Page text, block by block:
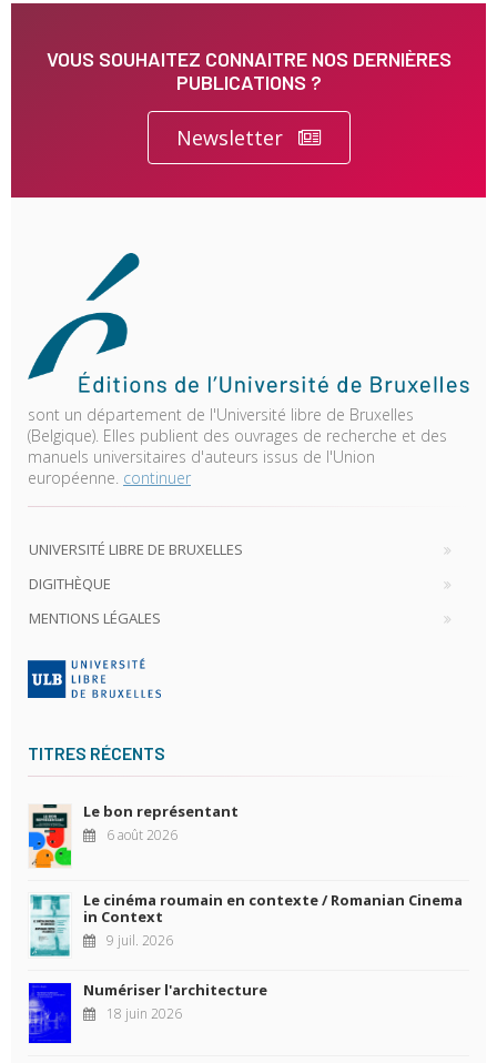
VOUS SOUHAITEZ CONNAITRE NOS DERNIÈRES
PUBLICATIONS ?
Newsletter
sont un département de l'Université libre de Bruxelles
(Belgique). Elles publient des ouvrages de recherche et des
manuels universitaires d'auteurs issus de l'Union
européenne. continuer
UNIVERSITÉ LIBRE DE BRUXELLES
DIGITHÈQUE
MENTIONS LÉGALES
TITRES RÉCENTS
Le bon représentant
6 août 2026
Le cinéma roumain en contexte / Romanian Cinema
in Context
9 juil. 2026
Numériser l'architecture
18 juin 2026